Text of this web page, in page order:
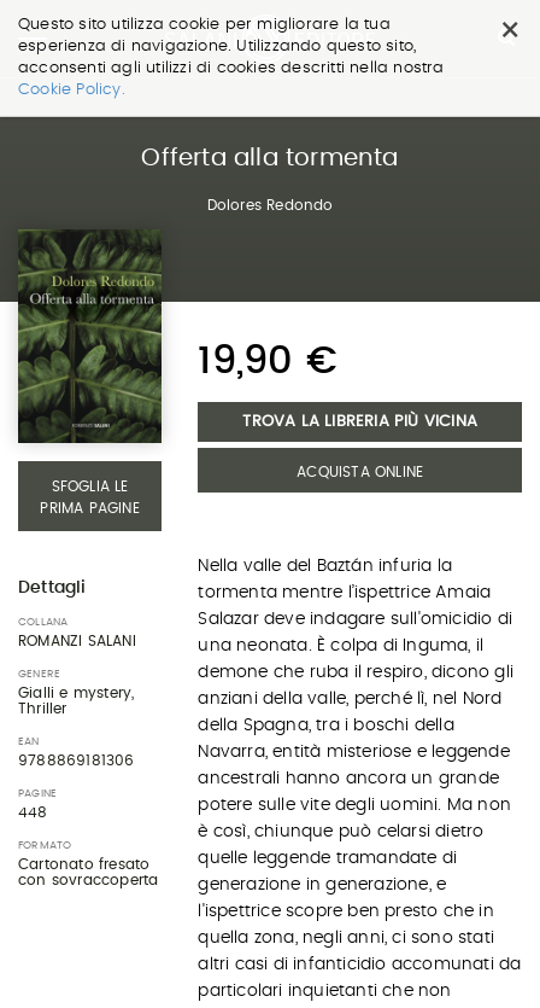
×
Questo sito utilizza cookie per migliorare la tua
esperienza di navigazione. Utilizzando questo sito,
acconsenti agli utilizzi di cookies descritti nella nostra
Cookie Policy.
Salta
Offerta alla tormenta
Dolores Redondo
SFOGLIA LE
PRIMA PAGINE
Dettagli
COLLANA
ROMANZI SALANI
GENERE
Gialli e mystery,
Thriller
EAN
9788869181306
PAGINE
448
FORMATO
Cartonato fresato
con sovraccoperta
19,90 €
TROVA LA LIBRERIA PIÙ VICINA
ACQUISTA ONLINE
Nella valle del Baztán infuria la
tormenta mentre l’ispettrice Amaia
Salazar deve indagare sull'omicidio di
una neonata. È colpa di Inguma, il
demone che ruba il respiro, dicono gli
anziani della valle, perché lì, nel Nord
della Spagna, tra i boschi della
Navarra, entità misteriose e leggende
ancestrali hanno ancora un grande
potere sulle vite degli uomini. Ma non
è così, chiunque può celarsi dietro
quelle leggende tramandate di
generazione in generazione, e
l'ispettrice scopre ben presto che in
quella zona, negli anni, ci sono stati
altri casi di infanticidio accomunati da
particolari inquietanti che non